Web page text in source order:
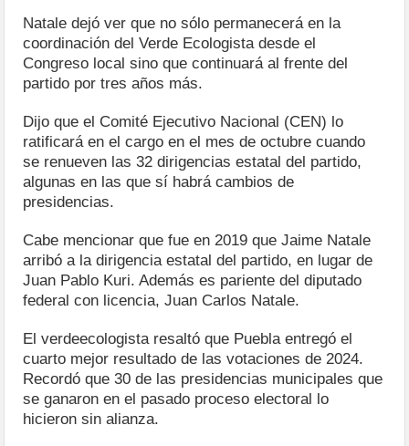
Natale dejó ver que no sólo permanecerá en la
coordinación del Verde Ecologista desde el
Congreso local sino que continuará al frente del
partido por tres años más.
Dijo que el Comité Ejecutivo Nacional (CEN) lo
ratificará en el cargo en el mes de octubre cuando
se renueven las 32 dirigencias estatal del partido,
algunas en las que sí habrá cambios de
presidencias.
Cabe mencionar que fue en 2019 que Jaime Natale
arribó a la dirigencia estatal del partido, en lugar de
Juan Pablo Kuri. Además es pariente del diputado
federal con licencia, Juan Carlos Natale.
El verdeecologista resaltó que Puebla entregó el
cuarto mejor resultado de las votaciones de 2024.
Recordó que 30 de las presidencias municipales que
se ganaron en el pasado proceso electoral lo
hicieron sin alianza.